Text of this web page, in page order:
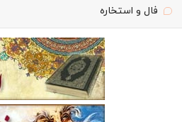
فال و استخاره